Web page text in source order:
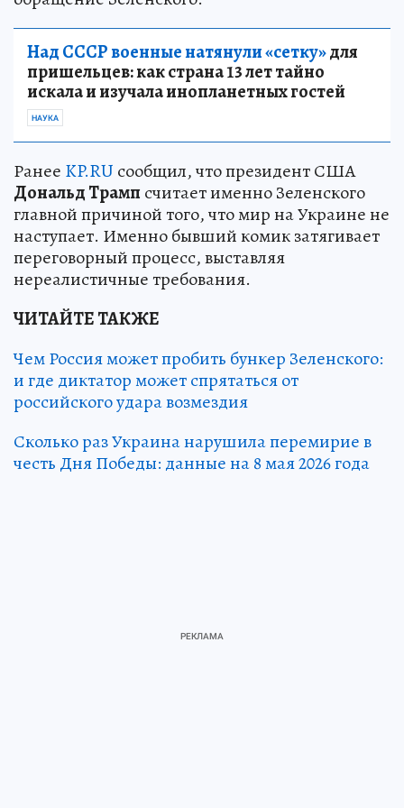
Над СССР военные натянули «сетку»для
пришельцев: как страна 13 лет тайно
искала и изучала инопланетных гостей
НАУКА
Ранее KP.RU сообщил, что президент США
Дональд Трамп считает именно Зеленского
главной причиной того, что мир на Украине не
наступает. Именно бывший комик затягивает
переговорный процесс, выставляя
нереалистичные требования.
ЧИТАЙТЕ ТАКЖЕ
Чем Россия может пробить бункер Зеленского:
и где диктатор может спрятаться от
российского удара возмездия
Сколько раз Украина нарушила перемирие в
честь Дня Победы: данные на 8 мая 2026 года